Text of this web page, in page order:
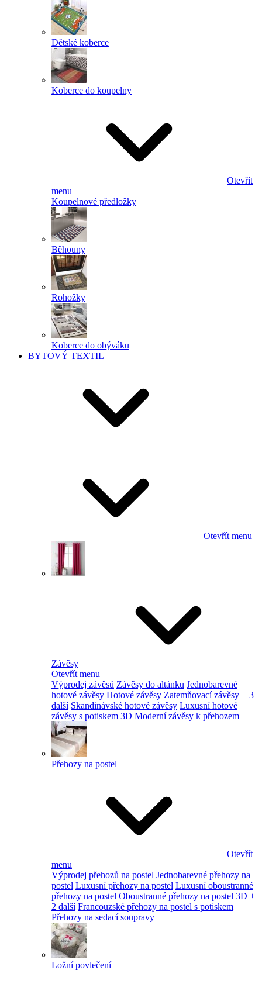
Dětské koberce
Koberce do koupelny
Otevřít
menu
Koupelnové předložky
Běhouny
Rohožky
Koberce do obýváku
BYTOVÝ TEXTIL
Otevřít menu
Závěsy
Otevřít menu
Výprodej závěsů Závěsy do altánku Jednobarevné
hotové závěsy Hotové závěsy Zatemňovací závěsy + 3
další Skandinávské hotové závěsy Luxusní hotové
závěsy s potiskem 3D Moderní závěsy k přehozem
Přehozy na postel
Otevřít
menu
Výprodej přehozů na postel Jednobarevné přehozy na
postel Luxusní přehozy na postel Luxusní oboustranné
přehozy na postel Oboustranné přehozy na postel 3D +
2 další Francouzské přehozy na postel s potiskem
Přehozy na sedací soupravy
Ložní povlečení